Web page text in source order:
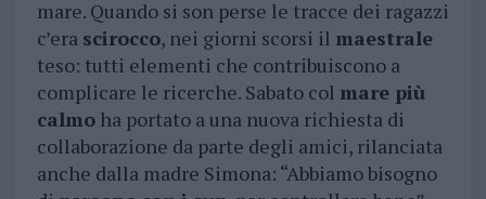
mare. Quando si son perse le tracce dei ragazzi
c’era scirocco, nei giorni scorsi il maestrale
teso: tutti elementi che contribuiscono a
complicare le ricerche. Sabato col mare più
calmoha portato a una nuova richiesta di
collaborazione da parte degli amici, rilanciata
anche dalla madre Simona: “Abbiamo bisogno